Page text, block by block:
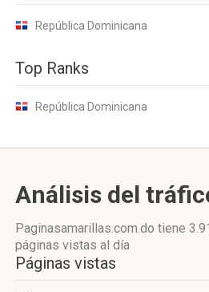
República Dominicana
Top Ranks
República Dominicana
Análisis del
Paginasamarillas.com.do tiene
páginas vistas al día
Páginas vistas